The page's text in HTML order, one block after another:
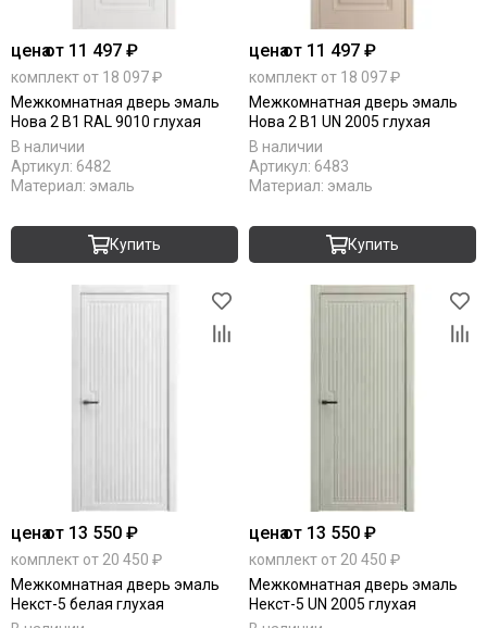
ценаот 11 497 ₽
комплект от 18 097 ₽
Межкомнатная дверь эмаль
Нова 2 В1 RAL 9010 глухая
В наличии
Артикул: 6482
Материал: эмаль
Купить
ценаот 11 497 ₽
комплект от 18 097 ₽
Межкомнатная дверь эмаль
Нова 2 В1 UN 2005 глухая
В наличии
Артикул: 6483
Материал: эмаль
Купить
ценаот 13 550 ₽
комплект от 20 450 ₽
Межкомнатная дверь эмаль
Некст-5 белая глухая
ценаот 13 550 ₽
комплект от 20 450 ₽
Межкомнатная дверь эмаль
Некст-5 UN 2005 глухая